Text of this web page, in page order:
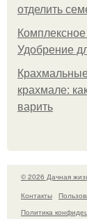
отделить
Удобрение
крахмале:
варить
© 2026 Дачная
Контакты
Политика